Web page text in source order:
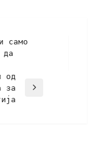
само
да
од
за